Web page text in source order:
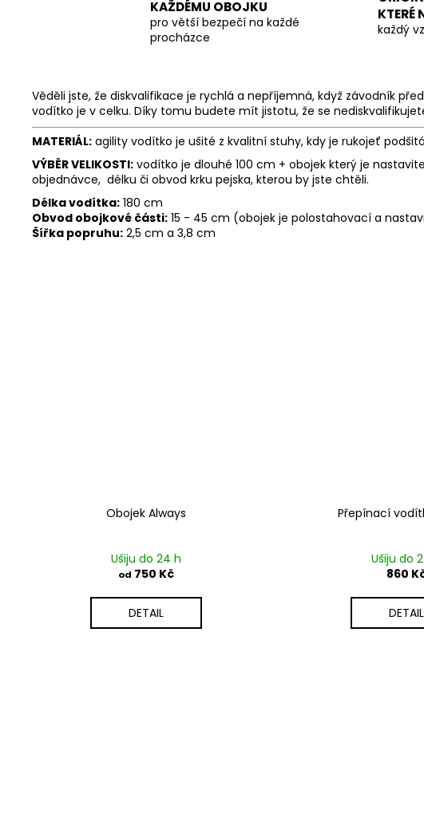
KAŽDÉMU OBOJKU
pro větší bezpečí na každé
procházce
KTERÉ
každý
Věděli jste, že diskvalifikace je rychlá a nepříjemná, když závodník
vodítko je v celku. Díky tomu budete mít jistotu, že se
MATERIÁL: agility vodítko je ušité z kvalitní stuhy, kdy je rukojeť
VÝBĚR VELIKOSTI: vodítko je dlouhé 100 cm + obojek který je
objednávce, délku či obvod krku pejska, kterou by jste chtěli.
Délka vodítka: 180 cm
Obvod obojkové části: 15 - 45 cm (obojek je polostahovací a
Šířka popruhu: 2,5 cm a 3,8 cm
Obojek Always
Ušiju do 24 h
od 750 Kč
DETAIL
Přepínací
Ušiju do
860
DETAIL